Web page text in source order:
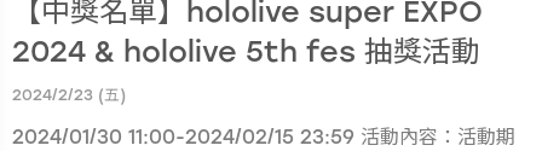
【中獎名單】hololive super EXPO
2024 & hololive 5th fes 抽獎活動
2024/2/23 (五)
2024/01/30 11:00-2024/02/15 23:59 活動內容：活動期